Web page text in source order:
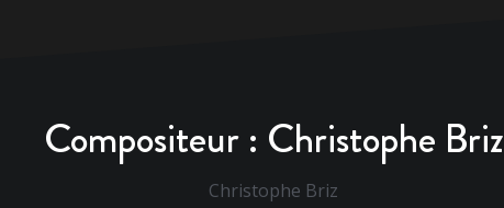
Compositeur : Christophe Briz
Christophe Briz